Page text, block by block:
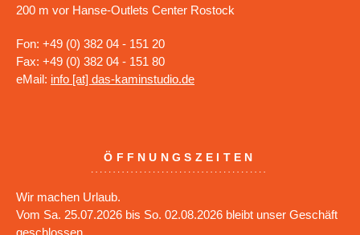
200 m vor Hanse-Outlets Center Rostock
Fon: +49 (0) 382 04 - 151 20
Fax: +49 (0) 382 04 - 151 80
eMail: info [at] das-kaminstudio.de
ÖFFNUNGSZEITEN
Wir machen Urlaub.
Vom Sa. 25.07.2026 bis So. 02.08.2026 bleibt unser Geschäft
geschlossen.